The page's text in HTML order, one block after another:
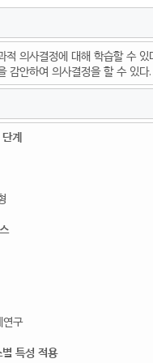
적 의사결정에 대해 학습할 수 있
감안하여 의사결정을 할 수 있다.
계
연구
특성 적용